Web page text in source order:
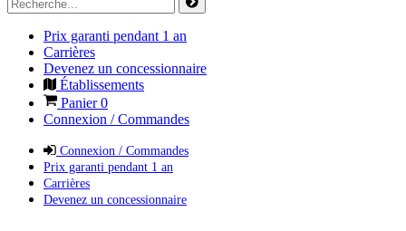
Prix garanti pendant 1 an
Carrières
Devenez un concessionnaire
Établissements
Panier0
Connexion / Commandes
Connexion / Commandes
Prix garanti pendant 1 an
Carrières
Devenez un concessionnaire